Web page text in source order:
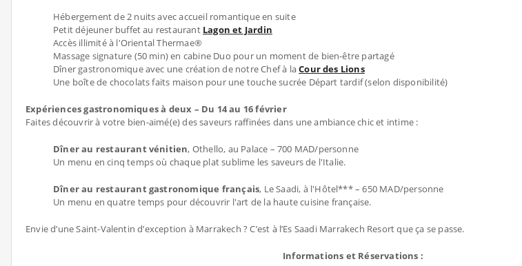
Hébergement de 2 nuits avec accueil romantique en suite
Petit déjeuner buffet au restaurant Lagon et Jardin
Accès illimité à l'Oriental Thermae®
Massage signature (50 min) en cabine Duo pour un moment de bien-être partagé
Dîner gastronomique avec une création de notre Chef à laCour des Lions
Une boîte de chocolats faits maison pour une touche sucrée Départ tardif (selon disponibilité)
Expériences gastronomiques à deux – Du 14 au 16 février
Faites découvrir à votre bien-aimé(e) des saveurs raffinées dans une ambiance chic et intime :
Dîner au restaurant vénitien, Othello, au Palace – 700 MAD/personne
Un menu en cinq temps où chaque plat sublime les saveurs de l'Italie.
Dîner au restaurant gastronomique français, Le Saadi, à l'Hôtel*** – 650 MAD/personne
Un menu en quatre temps pour découvrir l'art de la haute cuisine française.
Envie d’une Saint-Valentin d’exception à Marrakech ? C’est à l’Es Saadi Marrakech Resort que ça se passe.
Informations et Réservations :